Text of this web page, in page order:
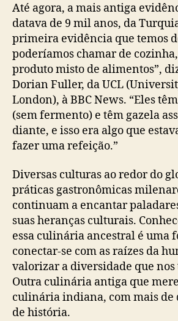
Até agora, a mais antiga
datava de 9 mil anos, da
primeira evidência que temos
poderíamos chamar de
produto misto de alimentos”,
Dorian Fuller, da UCL
London), à BBC News. “Eles
(sem fermento) e têm gazela
diante, e isso era algo que
fazer uma refeição.”
Diversas culturas ao redor do
práticas gastronômicas
continuam a encantar
suas heranças culturais.
essa culinária ancestral é uma
conectar-se com as raízes da
valorizar a diversidade que
Outra culinária antiga que
culinária indiana, com mais de
de história.